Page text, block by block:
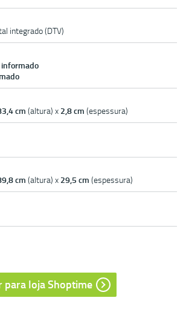
integrado (DTV)
informado
cm (altura) x 2,8 cm (espessura)
cm (altura) x 29,5 cm (espessura)
para lojaShoptime